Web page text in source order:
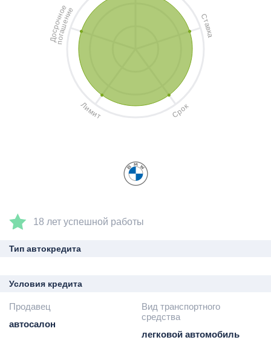
С
т
а
в
к
а
Сро
к
Л
имит
Д
о
с
р
о
ч
н
о
е
п
о
г
а
ш
е
н
и
е
18 лет успешной работы
Тип автокредита
Условия кредита
Продавец
автосалон
Вид транспортного
средства
легковой автомобиль